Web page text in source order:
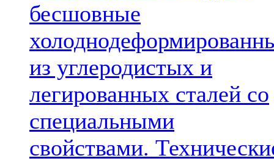
бесшовные
из углеродистых и
легированных сталей со
специальными
свойствами.